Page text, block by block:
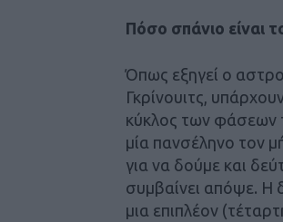
Πόσο σπάνιο είναι
Όπως εξηγεί ο
Γκρίνουιτς,
κύκλος των φάσεων
μία πανσέληνο τον
για να δούμε και
συμβαίνει απόψε. Η
μια επιπλέον